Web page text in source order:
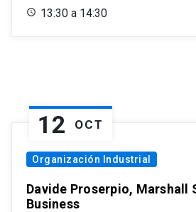
13:30 a 14:30
12 OCT
Organización Industrial
Davide Proserpio, Marshall
Business